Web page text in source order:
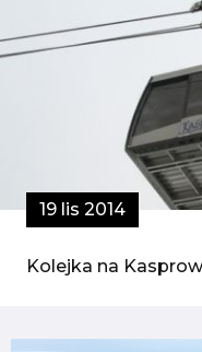
19 lis 2014
Kolejka na